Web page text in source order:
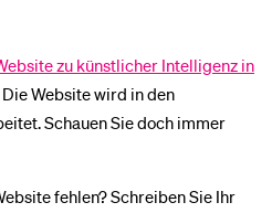
zu künstlicher Intelligenz in
Website wird in den
Schauen Sie doch immer
fehlen? Schreiben Sie Ihr